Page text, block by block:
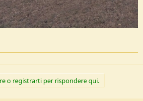
o registrarti per rispondere qui.